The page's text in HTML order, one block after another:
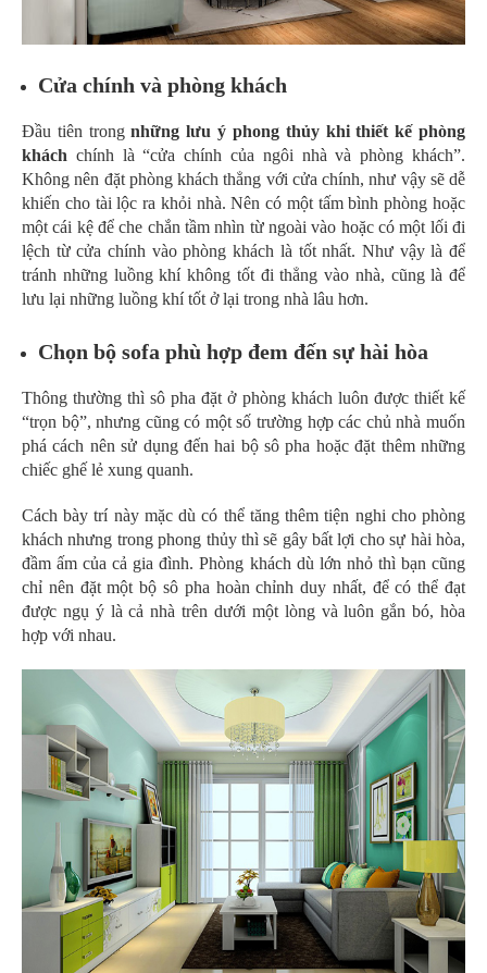
Cửa chính và phòng khách
Đầu tiên trongnhững lưu ý phong thủy khi thiết kế phòng
khách chính là “cửa chính của ngôi nhà và phòng khách”.
Không nên đặt phòng khách thẳng với cửa chính, như vậy sẽ dễ
khiến cho tài lộc ra khỏi nhà. Nên có một tấm bình phòng hoặc
một cái kệ để che chắn tầm nhìn từ ngoài vào hoặc có một lối đi
lệch từ cửa chính vào phòng khách là tốt nhất. Như vậy là để
tránh những luồng khí không tốt đi thẳng vào nhà, cũng là để
lưu lại những luồng khí tốt ở lại trong nhà lâu hơn.
Chọn bộ sofa phù hợp đem đến sự hài hòa
Thông thường thì sô pha đặt ở phòng khách luôn được thiết kế
“trọn bộ”, nhưng cũng có một số trường hợp các chủ nhà muốn
phá cách nên sử dụng đến hai bộ sô pha hoặc đặt thêm những
chiếc ghế lẻ xung quanh.
Cách bày trí này mặc dù có thể tăng thêm tiện nghi cho phòng
khách nhưng trong phong thủy thì sẽ gây bất lợi cho sự hài hòa,
đầm ấm của cả gia đình. Phòng khách dù lớn nhỏ thì bạn cũng
chỉ nên đặt một bộ sô pha hoàn chỉnh duy nhất, để có thể đạt
được ngụ ý là cả nhà trên dưới một lòng và luôn gắn bó, hòa
hợp với nhau.